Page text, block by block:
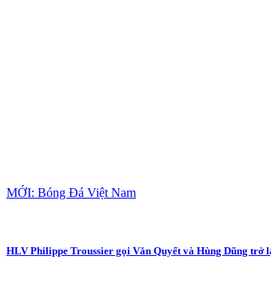
MỚI: Bóng Đá Việt Nam
HLV Philippe Troussier gọi Văn Quyết và Hùng Dũng trở